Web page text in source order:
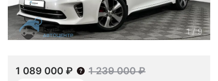
1/9
1 089 000 ₽ 1 239 000 ₽